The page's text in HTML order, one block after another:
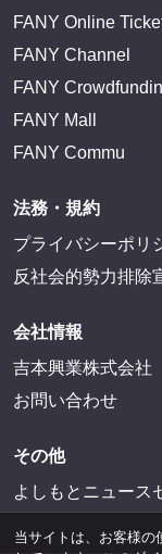
FANY Online
FANY Channel
FANY
FANY Mall
FANY Commu
法務・規約
プライバシーポリ
反社会的勢力排除
会社情報
吉本興業株式会社
お問い合わせ
その他
よしもとニュース
当サイトは、お客様